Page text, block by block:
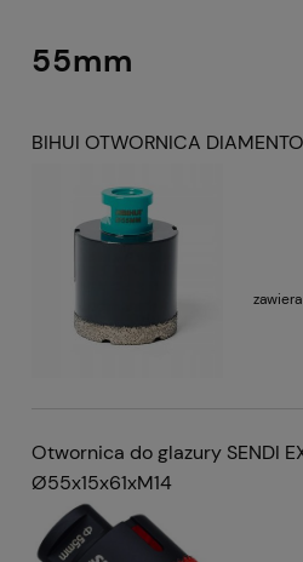
55mm
BIHUI OTWORNICA
Otwornica do glazury SENDI
Ø55x15x61xM14